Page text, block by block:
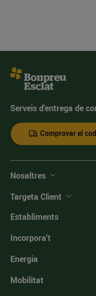
Serveis d'entrega de
Comprovar el
Nosaltres
Targeta Client
Establiments
Incorpora't
Energia
Mobilitat